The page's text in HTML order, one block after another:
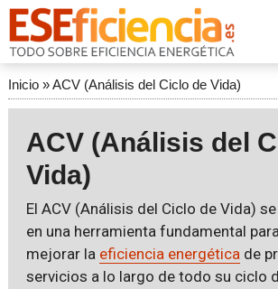
Inicio»ACV (Análisis del Ciclo de Vida)
ACV (Análisis del
Vida)
El ACV (Análisis del Ciclo de Vida)
en una herramienta fundamental
mejorar la eficiencia energéticade
servicios a lo largo de todo su ciclo